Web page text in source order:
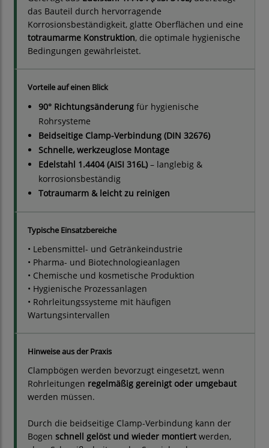
das Bauteil durch hervorragende
Korrosionsbeständigkeit, glatte Oberflächen und eine
totraumarme Konstruktion, die optimale hygienische
Bedingungen gewährleistet.
Vorteile auf einen Blick
90° Richtungsänderung für hygienische
Rohrsysteme
Beidseitige Clamp-Verbindung (DIN 32676)
Schnelle, werkzeuglose Montage
Edelstahl 1.4404 (AISI 316L) – langlebig &
korrosionsbeständig
Totraumarm & leicht zu reinigen
Typische Einsatzbereiche
• Lebensmittel- und Getränkeindustrie
• Pharma- und Biotechnologieanlagen
• Chemische und kosmetische Produktion
• Hygienische Prozessanlagen
• Rohrleitungssysteme mit häufigen
Wartungsintervallen
Hinweise aus der Praxis
Clampbögen werden bevorzugt eingesetzt, wenn
Rohrleitungen regelmäßig gereinigt oder umgebaut
werden müssen.
Durch die beidseitige Clamp-Verbindung kann der
Bogen schnell gelöst und wieder montiert werden,